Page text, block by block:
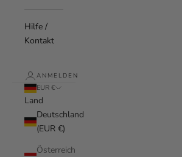
Hilfe /
Kontakt
ANMELDEN
EUR €
Land
Deutschland
(EUR €)
Österreich